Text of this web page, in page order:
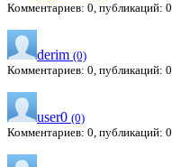
Комментариев: 0, публикаций: 0
derim (0)
Комментариев: 0, публикаций: 0
user0 (0)
Комментариев: 0, публикаций: 0